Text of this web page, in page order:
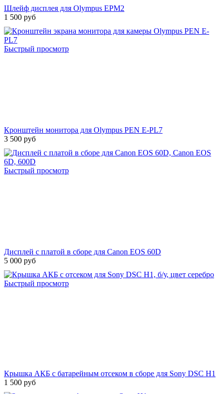
Шлейф дисплея для Olympus EPM2
1 500 руб
Быстрый просмотр
Кронштейн монитора для Olympus PEN E-PL7
3 500 руб
Быстрый просмотр
Дисплей с платой в сборе для Canon EOS 60D
5 000 руб
Быстрый просмотр
Крышка АКБ с батарейным отсеком в сборе для Sony DSC H1
1 500 руб